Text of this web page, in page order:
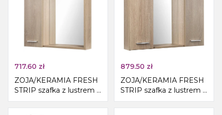
717.60 zł
ZOJA/KERAMIA FRESH
STRIP szafka z lustrem i
oświetleniem LED,
60x60x14cm, lewa, dąb
879.50 zł
ZOJA/KERAMIA FRESH
STRIP szafka z lustrem i
oświetleniem LED,
70x60x14cm, dąb platin